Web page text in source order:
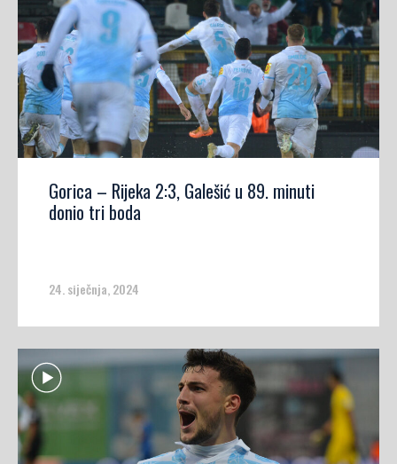
Gorica – Rijeka 2:3, Galešić u 89. minuti
donio tri boda
24. siječnja, 2024